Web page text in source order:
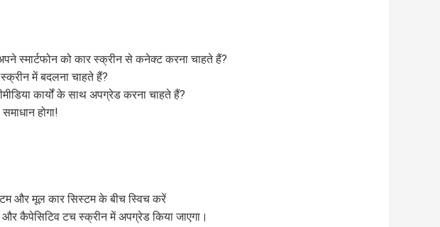
स्मार्टफोन को कार स्क्रीन से कनेक्ट करना चाहते हैं?
में बदलना चाहते हैं?
कार्यों के साथ अपग्रेड करना चाहते हैं?
होगा!
और मूल कार सिस्टम के बीच स्विच करें
कैपेसिटिव टच स्क्रीन में अपग्रेड किया जाएगा।